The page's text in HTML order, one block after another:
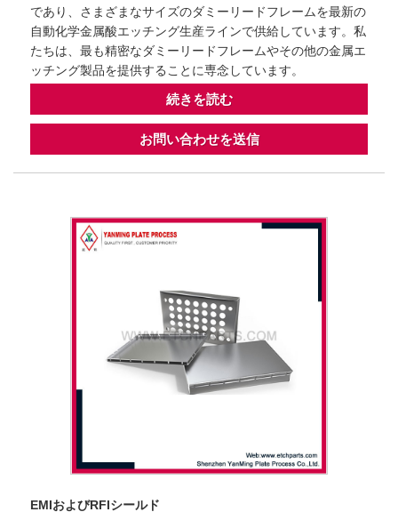
であり、さまざまなサイズのダミーリードフレームを最新の
自動化学金属酸エッチング生産ラインで供給しています。私
たちは、最も精密なダミーリードフレームやその他の金属エ
ッチング製品を提供することに専念しています。
続きを読む
お問い合わせを送信
EMIおよびRFIシールド